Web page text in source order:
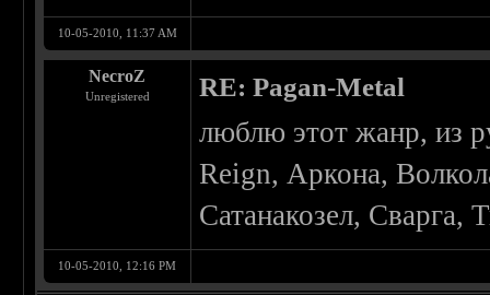
10-05-2010, 11:37 AM
NecroZ
Unregistered RE: Pagan-Metal
люблю этот жанр, из
Reign, Аркона,
Сатанакозел, Сварга,
10-05-2010, 12:16 PM